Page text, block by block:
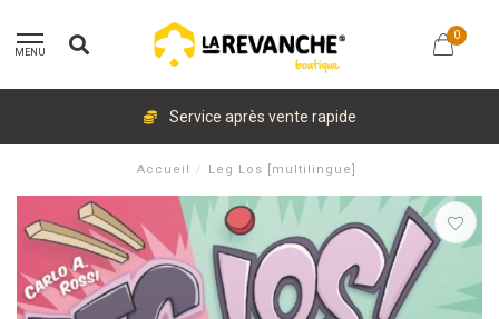
MENU
0
Service après vente rapide
Accueil / Leg Los [multilingue]